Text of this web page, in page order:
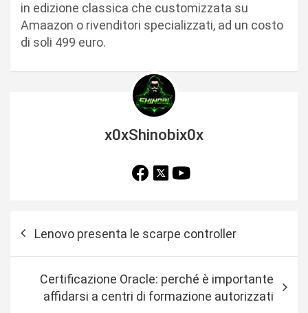
in edizione classica che customizzata su
Amaazon o rivenditori specializzati, ad un costo
di soli 499 euro.
x0xShinobix0x
Lenovo presenta le scarpe controller
Certificazione Oracle: perché è importante
affidarsi a centri di formazione autorizzati